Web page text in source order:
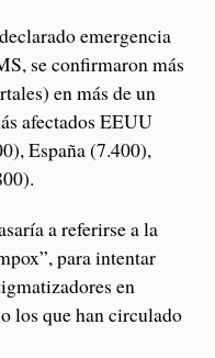
emergencia
se confirmaron más
en más de un
afectados EEUU
España (7.400),
a referirse a la
para intentar
en
los que han circulado